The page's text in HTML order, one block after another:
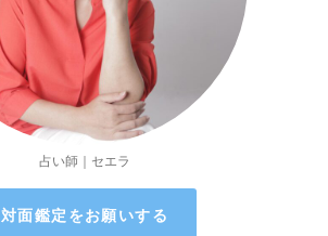
占い師｜セエラ
対面鑑定をお願いする